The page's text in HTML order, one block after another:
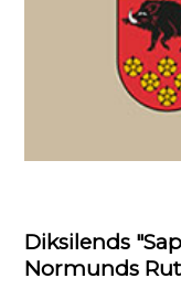
Diksilends
Normunds